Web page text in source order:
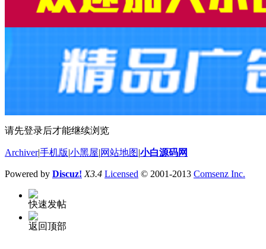
请先登录后才能继续浏览
Archiver|手机版 小黑屋 网站地图 小白源码网
Powered by Discuz! X3.4 Licensed © 2001-2013 Comsenz Inc.
快速发帖
返回顶部